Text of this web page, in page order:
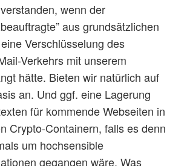
wenn der
aus grundsätzlichen
Verschlüsselung des
Verkehrs mit unserem
hätte. Bieten wir natürlich auf
an. Und ggf. eine Lagerung
für kommende Webseiten in
Crypto-Containern, falls es denn
um hochsensible
gegangen wäre. Was